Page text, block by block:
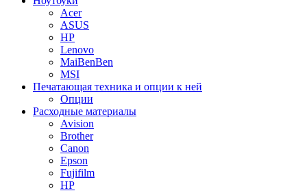
Acer
ASUS
HP
Lenovo
MaiBenBen
MSI
Печатающая техника и опции к ней
Опции
Расходные материалы
Avision
Brother
Canon
Epson
Fujifilm
HP